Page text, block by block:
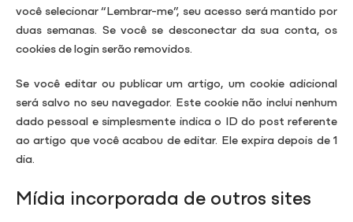
você selecionar “Lembrar-me”, seu acesso será mantido por
duas semanas. Se você se desconectar da sua conta, os
cookies de login serão removidos.
Se você editar ou publicar um artigo, um cookie adicional
será salvo no seu navegador. Este cookie não inclui nenhum
dado pessoal e simplesmente indica o ID do post referente
ao artigo que você acabou de editar. Ele expira depois de 1
dia.
Mídia incorporada de outros sites